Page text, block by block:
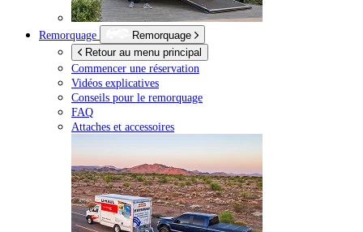
Remorquage
Remorquage
Retour au menu principal
Commencer une réservation
Vidéos explicatives
Conseils pour le remorquage
FAQ
Attaches et accessoires